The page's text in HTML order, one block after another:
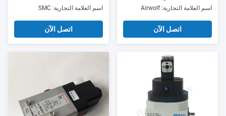
اسم العلامة التجارية: Airwolf
اتصل الآن
واط 5/2 طريقة
اسم العلامة التجارية: SMC
اتصل الآن